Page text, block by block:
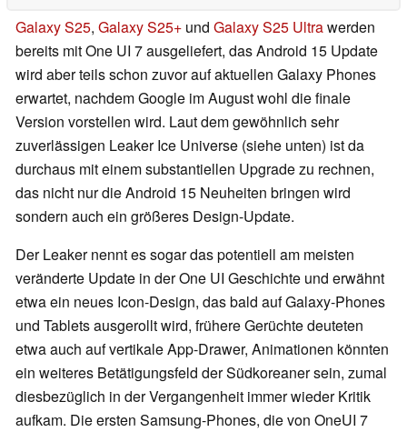
Galaxy S25, Galaxy S25+ und Galaxy S25 Ultrawerden
bereits mit One UI 7 ausgeliefert, das Android 15 Update
wird aber teils schon zuvor auf aktuellen Galaxy Phones
erwartet, nachdem Google im August wohl die finale
Version vorstellen wird. Laut dem gewöhnlich sehr
zuverlässigen Leaker Ice Universe (siehe unten) ist da
durchaus mit einem substantiellen Upgrade zu rechnen,
das nicht nur die Android 15 Neuheiten bringen wird
sondern auch ein größeres Design-Update.
Der Leaker nennt es sogar das potentiell am meisten
veränderte Update in der One UI Geschichte und erwähnt
etwa ein neues Icon-Design, das bald auf Galaxy-Phones
und Tablets ausgerollt wird, frühere Gerüchte deuteten
etwa auch auf vertikale App-Drawer, Animationen könnten
ein weiteres Betätigungsfeld der Südkoreaner sein, zumal
diesbezüglich in der Vergangenheit immer wieder Kritik
aufkam. Die ersten Samsung-Phones, die von OneUI 7